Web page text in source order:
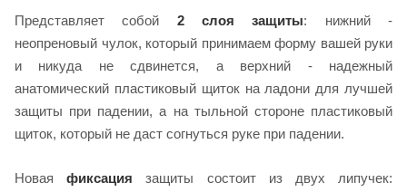
Представляет собой 2 слоя защиты: нижний -
неопреновый чулок, который принимаем форму вашей руки
и никуда не сдвинется, а верхний - надежный
анатомический пластиковый щиток на ладони для лучшей
защиты при падении, а на тыльной стороне пластиковый
щиток, который не даст согнуться руке при падении.
Новаяфиксация защиты состоит из двух липучек: